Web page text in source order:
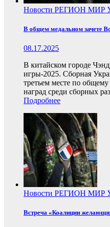
Новости РЕГИОН МИР
В общем медальном зачете
08.17.2025
В китайском городе
игры-2025. Сборная
третьем месте по
наград среди сборных
Подробнее
Новости РЕГИОН МИР
Встреча «Коалиции